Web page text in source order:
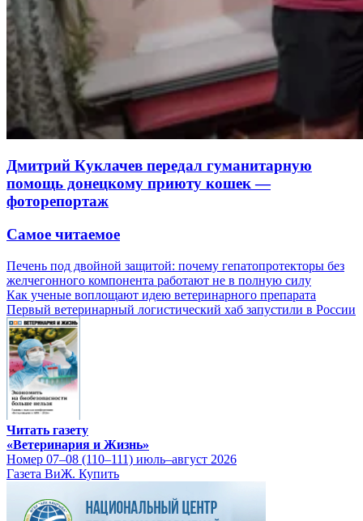
Дмитрий Куклачев передал гуманитарную
помощь донецкому приюту кошек —
фоторепортаж
Самое читаемое
Печень под двойной защитой: почему гепатопротекторы без
желчегонного компонента работают не в полную силу
Как ученые воплощают идею ветеринарного препарата
Первый ветеринарный логистический хаб запустили в России
Читать газету
«Ветеринария и Жизнь»
Номер 07–08 (110–111) июль–август 2026
Газета ВиЖ. Купить